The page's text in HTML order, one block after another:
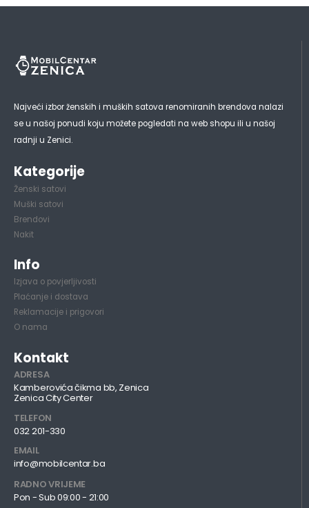
Najveći izbor ženskih i muških satova renomiranih brendova nalazi
se u našoj ponudi koju možete pogledati na web shopu ili u našoj
radnji u Zenici.
Kategorije
Ženski satovi
Muški satovi
Brendovi
Nakit
Info
Izjava o povjerljivosti
Plaćanje i dostava
Reklamacije i prigovori
O nama
Kontakt
ADRESA
Kamberovića čikma bb, Zenica
Zenica City Center
TELEFON
032 201-330
EMAIL
info@mobilcentar.ba
RADNO VRIJEME
Pon - Sub 09:00 - 21:00